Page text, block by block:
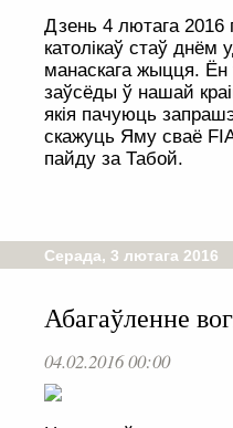
Дзень 4 лютага 2016
католікаў стаў днём
манаскага жыцця.
заўсёды ў нашай
якія пачуюць
скажуць Яму сваё
пайду за Табой.
Серада, 3 лютага 2016
Абагаўленне
04.02.2016 00:00